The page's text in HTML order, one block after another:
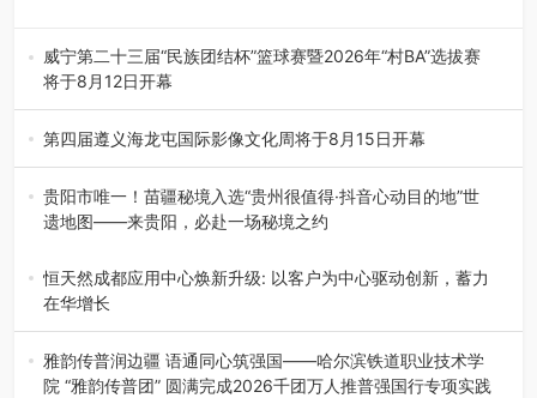
威宁第二十三届“民族团结杯”篮球赛暨2026年“村BA”选拔赛
将于8月12日开幕
8月7日，威宁彝族回族苗族自治县第二十三届“民族团结
杯”篮球赛暨2026年“村B…
第四届遵义海龙屯国际影像文化周将于8月15日开幕
8月7日，第四届遵义海龙屯国际影像文化周媒体通气会在世
界文化遗产地海龙屯核心景区…
贵阳市唯一！苗疆秘境入选“贵州很值得·抖音心动目的地”世
遗地图——来贵阳，必赴一场秘境之约
地”（贵州站）主题…
恒天然成都应用中心焕新升级: 以客户为中心驱动创新，蓄力
在华增长
融合全球研发实力与本土洞察，深化客户共创，赋能西南市
场创新发展 （7月27日，成…
雅韵传普润边疆 语通同心筑强国——哈尔滨铁道职业技术学
院 “雅韵传普团” 圆满完成2026千团万人推普强国行专项实践